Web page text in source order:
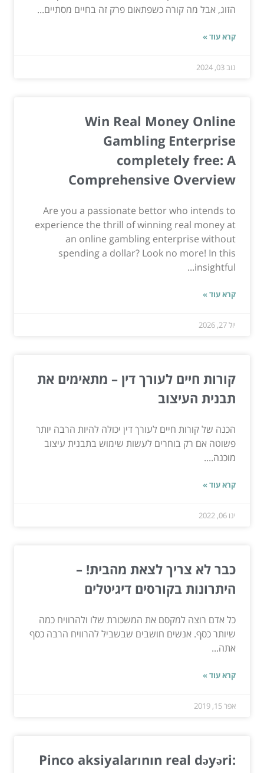
הזוג, אבל מה קורה כשפתאום פרק זה בחיים מסתיים...
קרא עוד »
נוב 03, 2024
Win Real Money Online
Gambling Enterprise
completely free: A
Comprehensive Overview
Are you a passionate bettor who intends to
experience the thrill of winning real money at
an online gambling enterprise without
spending a dollar? Look no more! In this
insightful...
קרא עוד »
יול 27, 2026
קורות חיים לעורך דין – מתאימים את
תבנית העיצוב
הכנה של קורות חיים לעורך דין יכולה להיות הרבה יותר
פשוטה אם רק בוחרים לעשות שימוש בתבנית עיצוב
מוכנה....
קרא עוד »
ינו 06, 2022
כבר לא צריך לצאת מהבית! –
היתרונות בקורסים דיגיטלים
כל אדם רוצה למקסם את המשכורת שלו ולהרוויח כמה
שיותר כסף. אנשים חושבים שבשביל להרוויח הרבה כסף
אתה...
קרא עוד »
אפר 15, 2019
Pinco aksiyalarının real dəyəri: